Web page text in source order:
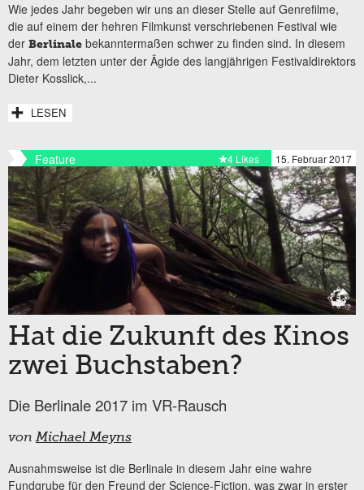
Wie jedes Jahr begeben wir uns an dieser Stelle auf Genrefilme,
die auf einem der hehren Filmkunst verschriebenen Festival wie
der Berlinale bekanntermaßen schwer zu finden sind. In diesem
Jahr, dem letzten unter der Ägide des langjährigen Festivaldirektors
Dieter Kosslick,...
LESEN
Feature 15. Februar 2017
4 Likes
Hat die Zukunft des Kinos
zwei Buchstaben?
Die Berlinale 2017 im VR-Rausch
vonMichael Meyns
Ausnahmsweise ist die Berlinale in diesem Jahr eine wahre
Fundgrube für den Freund der Science-Fiction, was zwar in erster